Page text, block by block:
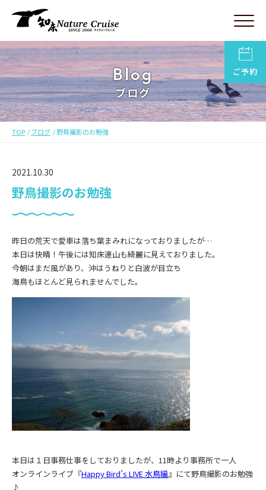
ご予約
Blog
ブログ
TOP ブログ 野鳥撮影のお勉強
2021.10.30
野鳥撮影のお勉強
昨日の荒天で愛車は落ち葉まみれになっておりましたが…
本日は快晴！午後には知床連山も綺麗に見えておりました。
今朝はまだ風があり、沖はうねりと白波が目立ち
海鳥もほとんど見られませんでした。
本日は１日事務仕事をしておりましたが、11時より事務所で一人
オンラインライブ『Happy Bird’s LIVE 水鳥編 』にて野鳥撮影のお勉強
♪